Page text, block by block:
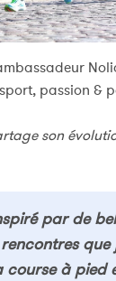
passion &
son
par de
que
à pied